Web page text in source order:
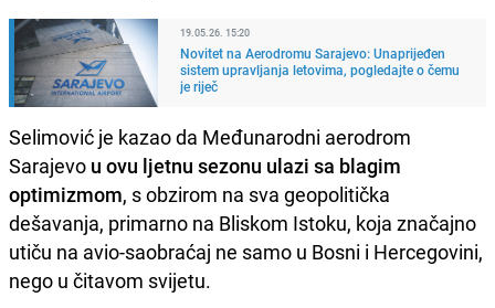
19.05.26. 15:20
Novitet na Aerodromu Sarajevo: Unaprijeđen
sistem upravljanja letovima, pogledajte o čemu
je riječ
Selimović je kazao da Međunarodni aerodrom
Sarajevo u ovu ljetnu sezonu ulazi sa blagim
optimizmom, s obzirom na sva geopolitička
dešavanja, primarno na Bliskom Istoku, koja značajno
utiču na avio-saobraćaj ne samo u Bosni i Hercegovini,
nego u čitavom svijetu.